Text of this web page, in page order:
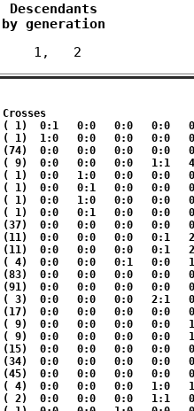
Descendants
by generation